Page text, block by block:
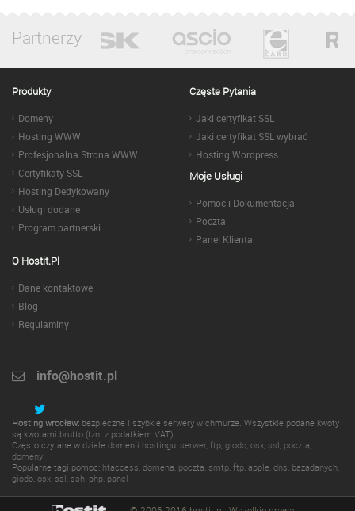
Partnerzy
Produkty
Domeny
Hosting WWW
Profesjonalna Strona WWW
Certyfikaty SSL
Hosting Dedykowany
Usługi dodane
Program partnerski
Częste Pytania
Jaki certyfikat SSL
Jaki certyfikat SSL wybrać
Hosting Wordpress
Moje Usługi
Pomoc i Dokumentacja
Poczta
Panel Klienta
O Hostit.pl
Dane kontaktowe
Blog
Regulaminy
info@hostit.pl
Hosting wrocław: bezpieczne i szybkie serwery w chmurze. Wszystkie podane kwoty
są kwotami brutto (tzn. z podatkiem VAT).
Często czytane w dziale domen i hostingu: serwer, ftp, giodo, osx, ssl, poczta,
domeny
Popularne tagi pomoc: htaccess, domena, poczta, smtp, ftp, apple, dns, bazadanych,
giodo, osx, ssl, ssh, php, panel